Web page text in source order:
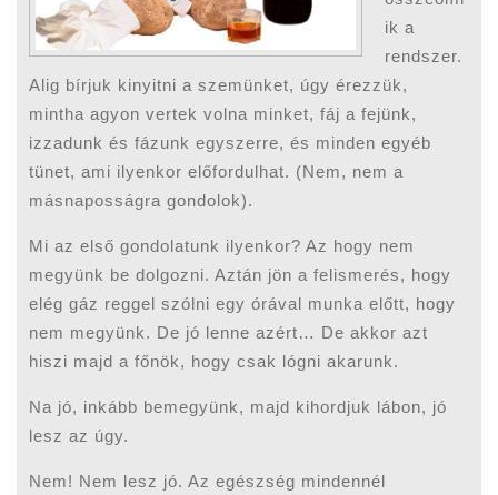
ik a
rendszer.
Alig bírjuk kinyitni a szemünket, úgy érezzük,
mintha agyon vertek volna minket, fáj a fejünk,
izzadunk és fázunk egyszerre, és minden egyéb
tünet, ami ilyenkor előfordulhat. (Nem, nem a
másnaposságra gondolok).
Mi az első gondolatunk ilyenkor? Az hogy nem
megyünk be dolgozni. Aztán jön a felismerés, hogy
elég gáz reggel szólni egy órával munka előtt, hogy
nem megyünk. De jó lenne azért… De akkor azt
hiszi majd a főnök, hogy csak lógni akarunk.
Na jó, inkább bemegyünk, majd kihordjuk lábon, jó
lesz az úgy.
Nem! Nem lesz jó. Az egészség mindennél